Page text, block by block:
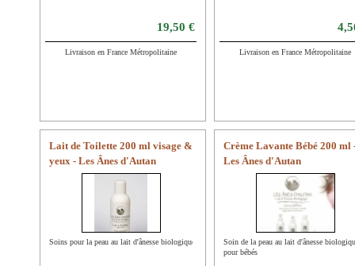
19,50 €
Livraison en France Métropolitaine Livraison en France Métropolitaine
Lait de Toilette 200 ml visage &
yeux - Les Ânes d'Autan
Soins pour la peau au lait d'ânesse biologique
Crème Lavante Bébé 200 ml
Les Ânes d'Autan
Soin de la peau au lait d'ânesse
pour bébés